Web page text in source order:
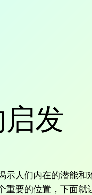
发
人们内在的潜能
要的位置，下面就